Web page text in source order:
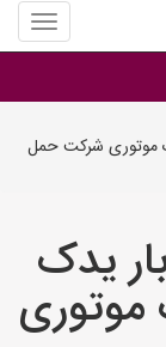
منوی
سایت
آلات
موتوری شرکت حمل
یدک